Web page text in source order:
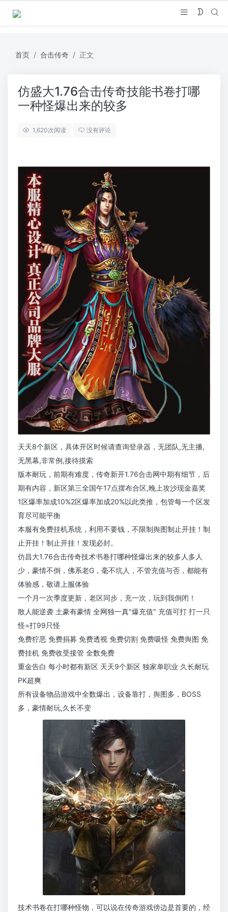
首页 合击传奇 正文
仿盛大1.76合击传奇技能书卷打哪
一种怪爆出来的较多
1,620次阅读 没有评论
天天8个新区，具体开区时候请查询登录器，无团队,无主播,
无黑幕,非常例,接待摸索
版本耐玩，前期有难度，传奇新开1.76合击网中期有细节，后
期有内容，新区第三全国午17点摆布合区,晚上攻沙现金嘉奖
1区爆率加成10%2区爆率加成20%以此类推，包管每一个区发
育尽可能平衡
本服有免费挂机系统，利用不要钱，不限制舆图制止开挂！制
止开挂！制止开挂！发现必封。
仿昌大1.76合击传奇技术书卷打哪种怪爆出来的较多人多人
少，豪情不倒，佛系老G，毫不坑人，不管充值与否，都能有
体验感，敬请上服体验
一个月一次季度更新，老区同步，充一次，玩到我倒闭！
散人能逆袭 土豪有豪情 全网独一真"爆充值" 充值可打 打一只
怪=打99只怪
免费狞恶 免费捐募 免费透视 免费切割 免费吸怪 免费舆图 免
费挂机 免费收受接管 全数免费
重金告白 每小时都有新区 天天9个新区 独家单职业 久长耐玩
PK超爽
所有设备物品游戏中全数爆出，设备靠打，舆图多，BOSS
多，豪情耐玩,久长不变
技术书卷在打哪种怪物，可以说在传奇游戏傍边是首要的，经